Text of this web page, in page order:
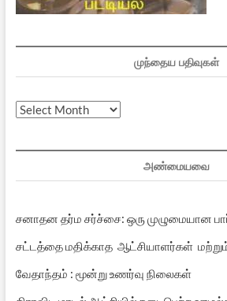
முந்தைய பதிவுகள்
முந்தைய
அண்மையவை
சனாதன தர்ம சர்ச்சை: ஒரு முழுமையான
சட்டத்தை மதிக்காத ஆட்சியாளர்கள்
வேதாந்தம் : மூன்று உணர்வு நிலைகள்